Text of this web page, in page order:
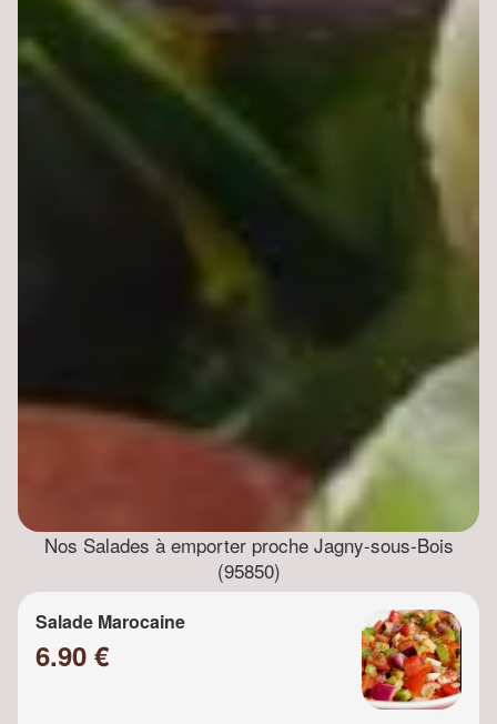
Nos Salades à emporter proche Jagny-sous-Bois
(95850)
Salade Marocaine
6.90 €